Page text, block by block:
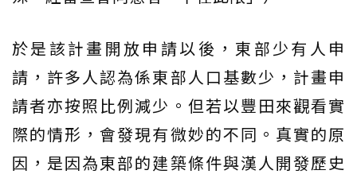
於是該計畫開放申請以後，東部少有人申
請，許多人認為係東部人口基數少，計畫申
請者亦按照比例減少。但若以豐田來觀看實
際的情形，會發現有微妙的不同。真實的原
因，是因為東部的建築條件與漢人開發歷史